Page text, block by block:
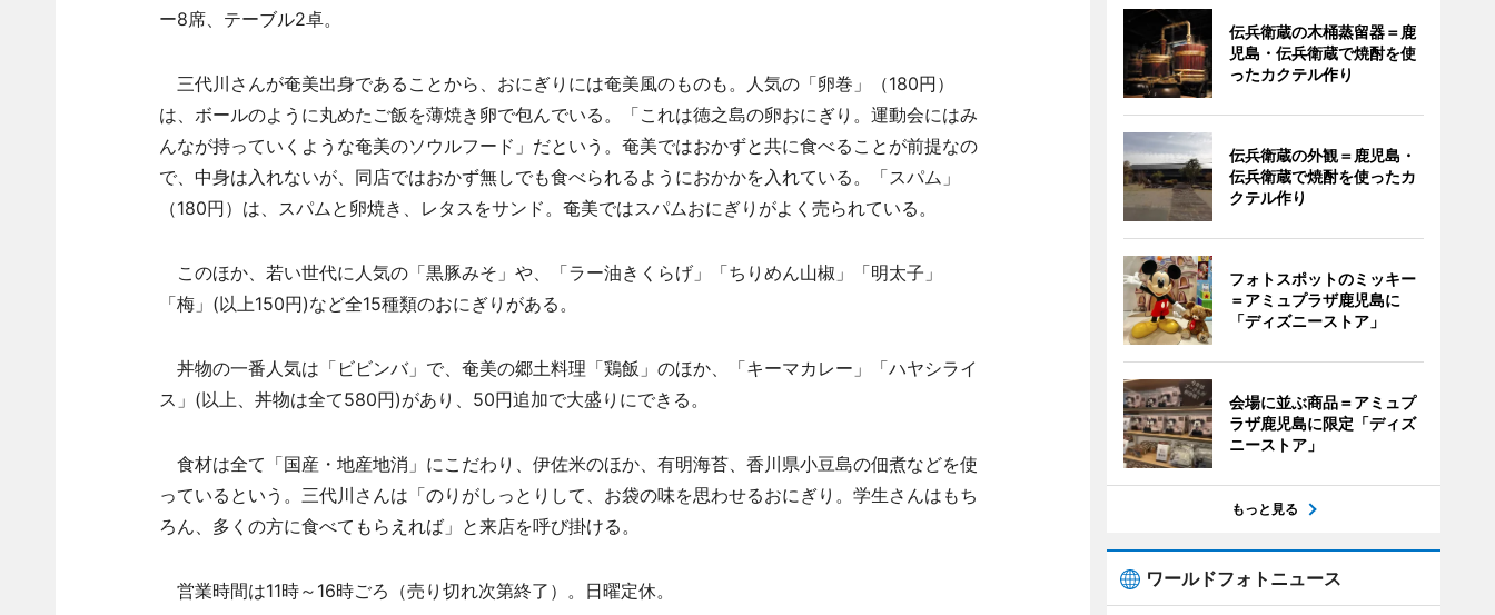
ー8席、テーブル2卓。
三代川さんが奄美出身であることから、おにぎりには奄美風のものも。人気の「卵巻」（180円）
は、ボールのように丸めたご飯を薄焼き卵で包んでいる。「これは徳之島の卵おにぎり。運動会にはみ
んなが持っていくような奄美のソウルフード」だという。奄美ではおかずと共に食べることが前提なの
で、中身は入れないが、同店ではおかず無しでも食べられるようにおかかを入れている。「スパム」
（180円）は、スパムと卵焼き、レタスをサンド。奄美ではスパムおにぎりがよく売られている。
このほか、若い世代に人気の「黒豚みそ」や、「ラー油きくらげ」「ちりめん山椒」「明太子」
「梅」(以上150円)など全15種類のおにぎりがある。
丼物の一番人気は「ビビンバ」で、奄美の郷土料理「鶏飯」のほか、「キーマカレー」「ハヤシライ
ス」(以上、丼物は全て580円)があり、50円追加で大盛りにできる。
食材は全て「国産・地産地消」にこだわり、伊佐米のほか、有明海苔、香川県小豆島の佃煮などを使
っているという。三代川さんは「のりがしっとりして、お袋の味を思わせるおにぎり。学生さんはもち
ろん、多くの方に食べてもらえれば」と来店を呼び掛ける。
営業時間は11時～16時ごろ（売り切れ次第終了）。日曜定休。
伝兵衛蔵の木桶蒸留器＝鹿
児島・伝兵衛蔵で焼酎を使
ったカクテル作り
伝兵衛蔵の外観＝鹿児島・
伝兵衛蔵で焼酎を使ったカ
クテル作り
フォトスポットのミッキー
＝アミュプラザ鹿児島に
「ディズニーストア」
会場に並ぶ商品＝アミュプ
ラザ鹿児島に限定「ディズ
ニーストア」
もっと見る
ワールドフォトニュース